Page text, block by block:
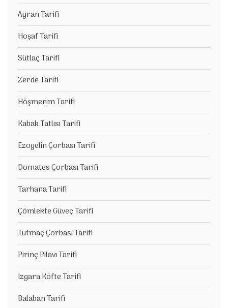
Ayran Tarifi
Hoşaf Tarifi
Sütlaç Tarifi
Zerde Tarifi
Höşmerim Tarifi
Kabak Tatlısı Tarifi
Ezogelin Çorbası Tarifi
Domates Çorbası Tarifi
Tarhana Tarifi
Çömlekte Güveç Tarifi
Tutmaç Çorbası Tarifi
Pirinç Pilavı Tarifi
Izgara Köfte Tarifi
Balaban Tarifi